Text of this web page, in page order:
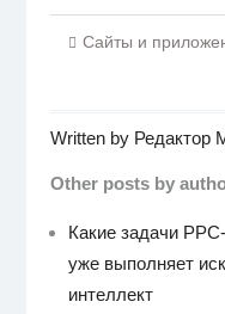
Сайты и
Written by Редактор
Other posts by
Какие задачи
уже выполняет
интеллект